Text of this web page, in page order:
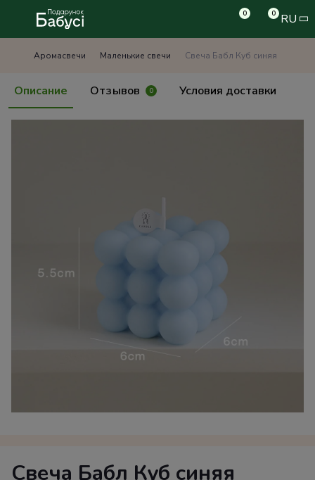
0 0 RU
Аромасвечи Маленькие свечи Свеча Бабл Куб синяя
Описание Отзывов 0 Условия доставки
Свеча Бабл Куб синяя